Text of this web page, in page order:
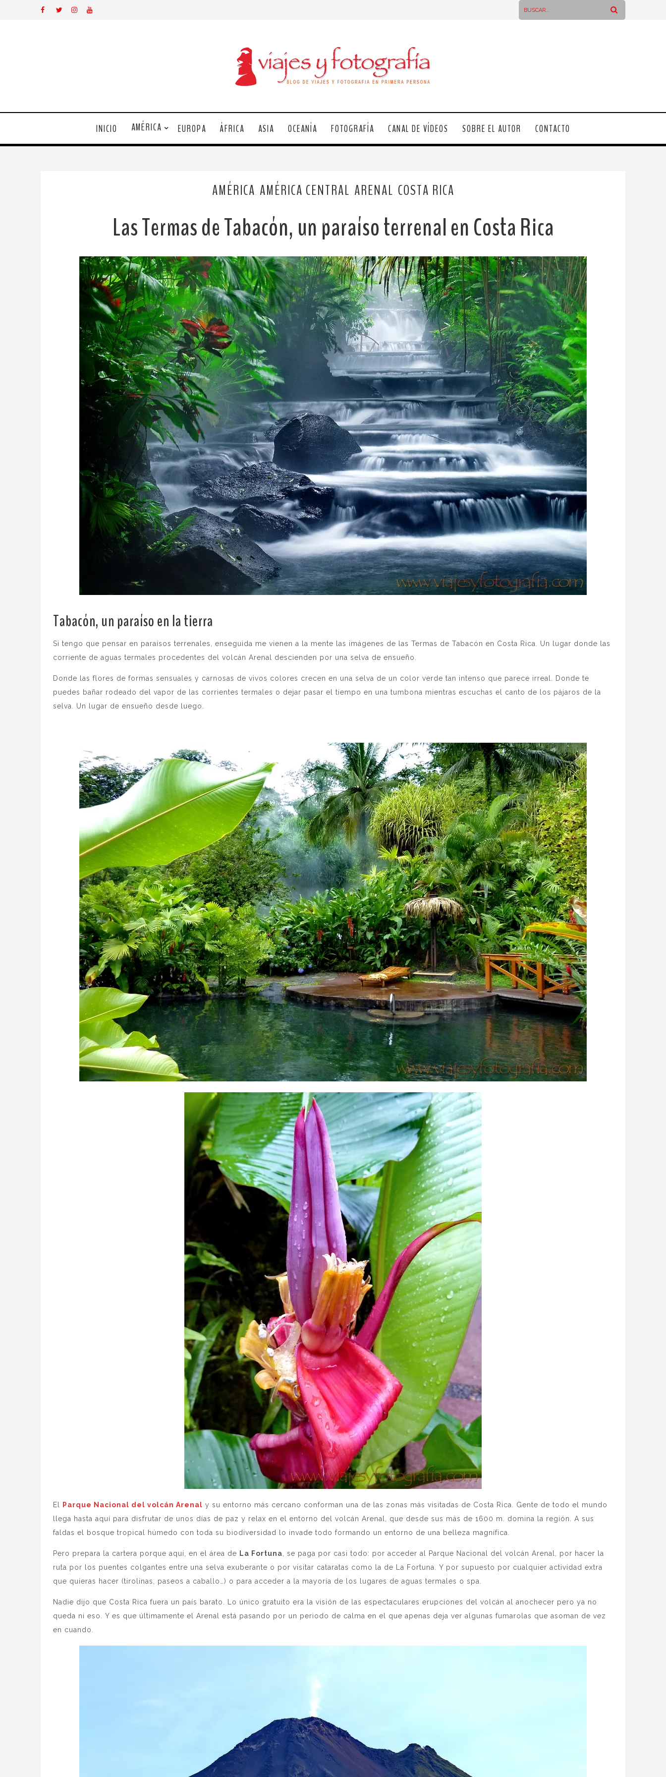
INICIO AMÉRICA EUROPA ÁFRICA ASIA OCEANÍA FOTOGRAFÍA CANAL DE VÍDEOS SOBRE EL AUTOR CONTACTO
AMÉRICA AMÉRICA CENTRAL ARENAL COSTA RICA
Las Termas de Tabacón, un paraíso terrenal en Costa Rica
Tabacón, un paraíso en la tierra
Si tengo que pensar en paraísos terrenales, enseguida me vienen a la mente las imágenes de las Termas de Tabacón en Costa Rica. Un lugar donde las
corriente de aguas termales procedentes del volcán Arenal descienden por una selva de ensueño.
Donde las flores de formas sensuales y carnosas de vivos colores crecen en una selva de un color verde tan intenso que parece irreal. Donde te
puedes bañar rodeado del vapor de las corrientes termales o dejar pasar el tiempo en una tumbona mientras escuchas el canto de los pájaros de la
selva. Un lugar de ensueño desde luego.
El Parque Nacional del volcán Arenal y su entorno más cercano conforman una de las zonas más visitadas de Costa Rica. Gente de todo el mundo
llega hasta aquí para disfrutar de unos días de paz y relax en el entorno del volcán Arenal, que desde sus más de 1600 m. domina la región. A sus
faldas el bosque tropical húmedo con toda su biodiversidad lo invade todo formando un entorno de una belleza magnífica.
Pero prepara la cartera porque aquí, en el área de La Fortuna , se paga por casi todo: por acceder al Parque Nacional del volcán Arenal, por hacer la
ruta por los puentes colgantes entre una selva exuberante o por visitar cataratas como la de La Fortuna. Y por supuesto por cualquier actividad extra
que quieras hacer (tirolinas, paseos a caballo…) o para acceder a la mayoría de los lugares de aguas termales o spa.
Nadie dijo que Costa Rica fuera un país barato. Lo único gratuito era la visión de las espectaculares erupciones del volcán al anochecer pero ya no
queda ni eso. Y es que últimamente el Arenal está pasando por un periodo de calma en el que apenas deja ver algunas fumarolas que asoman de vez
en cuando.